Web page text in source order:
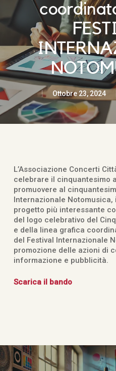
Ottobre 23, 2024
L’Associazione Concerti
celebrare il cinquantesimo
promuovere al
Internazionale Notomusica,
progetto più interessante
del logo celebrativo del
e della linea grafica
del Festival Internazionale
promozione delle azioni di
informazione e pubblicità.
Scarica il bando